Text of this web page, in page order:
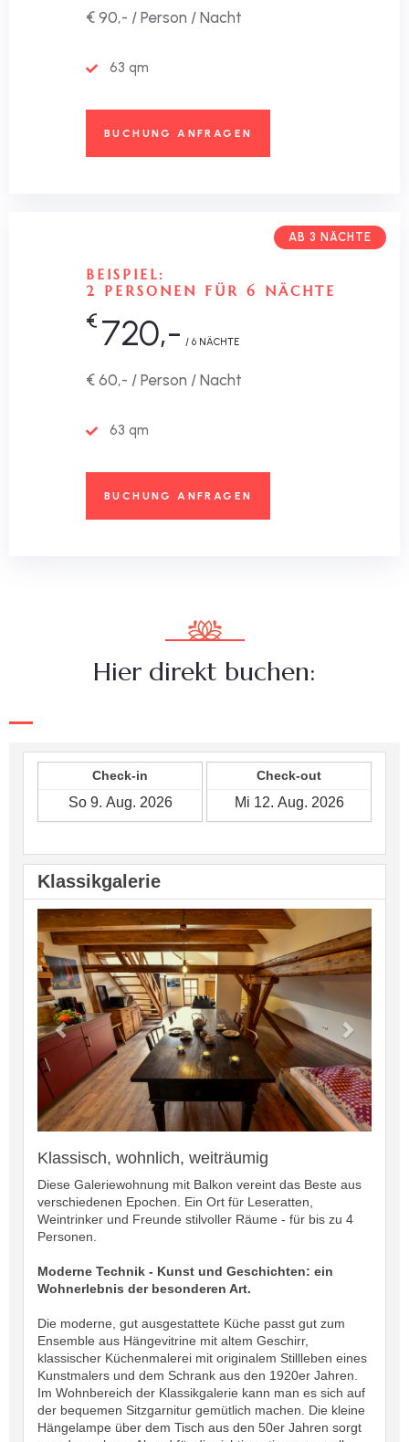
€ 90,- / Person / Nacht
63 qm
BUCHUNG ANFRAGEN
AB 3 NÄCHTE
BEISPIEL:
2 PERSONEN FÜR 6 NÄCHTE
€ 720,- / 6 NÄCHTE
€ 60,- / Person / Nacht
63 qm
BUCHUNG ANFRAGEN
Hier direkt buchen: